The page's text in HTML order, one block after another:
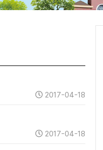
2017-04-18
2017-04-18